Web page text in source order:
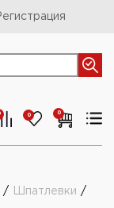
0 0
/ Шпатлевки /